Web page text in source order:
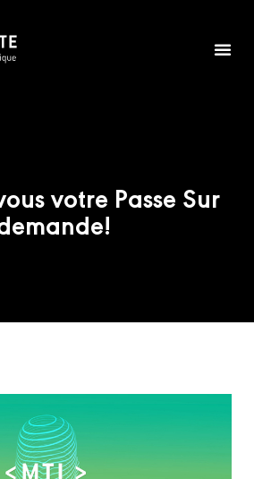
votre Passe Sur